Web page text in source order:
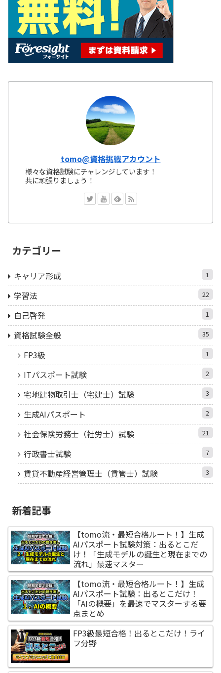
tomo@資格挑戦アカウント
様々な資格試験にチャレンジしています！
共に頑張りましょう！
カテゴリー
キャリア形成 1
学習法 22
自己啓発 1
資格試験全般 35
FP3級 1
ITパスポート試験 2
宅地建物取引士（宅建士）試験 3
生成AIパスポート 2
社会保険労務士（社労士）試験 21
行政書士試験 7
賃貸不動産経営管理士（賃管士）試験 3
新着記事
【tomo流・最短合格ルート！】生成
AIパスポート試験対策：出るとこだ
け！「生成モデルの誕生と現在までの
流れ」最速マスター
【tomo流・最短合格ルート！】生成
AIパスポート試験：出るとこだけ！
「AIの概要」を最速でマスターする要
点まとめ
FP3級最短合格！出るとこだけ！ライ
フ分野